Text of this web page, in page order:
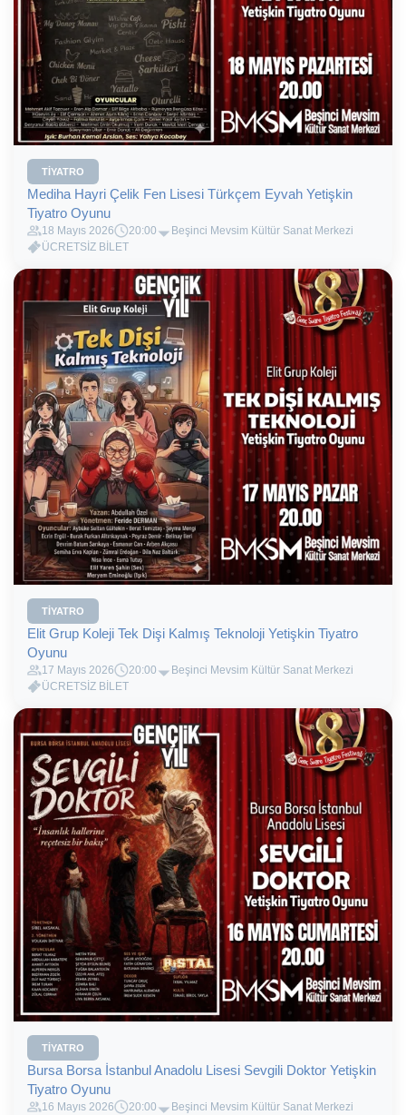
TIYATRO
Mediha Hayri Çelik Fen Lisesi Türkçem Eyvah Yetişkin
Tiyatro Oyunu
18 Mayıs 2026 20:00
Beşinci Mevsim Kültür Sanat Merkezi
ÜCRETSİZ BİLET
TIYATRO
Elit Grup Koleji Tek Dişi Kalmış Teknoloji Yetişkin Tiyatro
Oyunu
17 Mayıs 2026 20:00
Beşinci Mevsim Kültür Sanat Merkezi
ÜCRETSİZ BİLET
TIYATRO
Bursa Borsa İstanbul Anadolu Lisesi Sevgili Doktor Yetişkin
Tiyatro Oyunu
16 Mayıs 2026 20:00
Beşinci Mevsim Kültür Sanat Merkezi